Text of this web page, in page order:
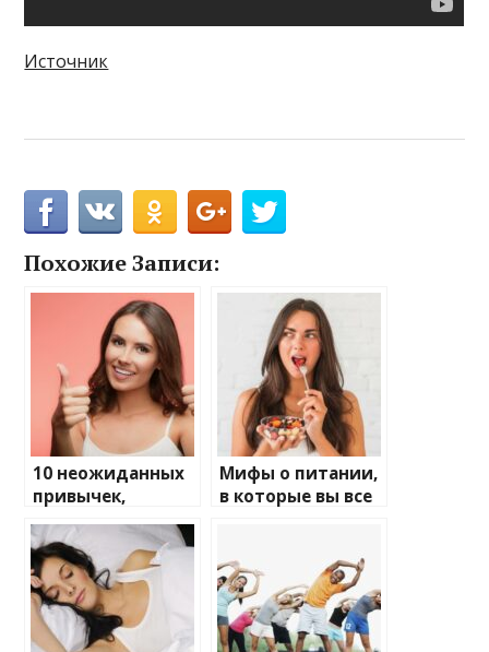
Источник
Похожие Записи:
10 неожиданных
привычек,
которые
улучшают
здоровье
Мифы о питании,
в которые вы все